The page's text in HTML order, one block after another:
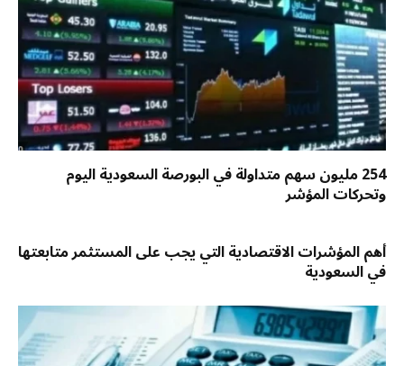
254 مليون سهم متداولة في البورصة السعودية اليوم
وتحركات المؤشر
أهم المؤشرات الاقتصادية التي يجب على المستثمر متابعتها
في السعودية